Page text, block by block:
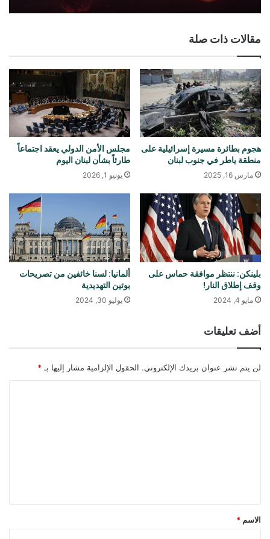
مقالات ذات صلة
هجوم بطائرة مسيرة إسرائيلية على
منطقة ياطر في جنوب لبنان
مارس 16, 2025
مجلس الأمن الدولي يعقد اجتماعاً
طارئاً بشأن لبنان اليوم
يونيو 1, 2026
بلينكن: ننتظر موافقة حماس على
وقف إطلاق النار!
مايو 4, 2024
ألمانيا: لسنا خائفين من تصريحات
بوتين التهديدية
يوليو 30, 2024
أضف تعليقات
لن يتم نشر عنوان بريدك الإلكتروني. الحقول الإلزامية مشار إليها بـ *
*
الاسم *